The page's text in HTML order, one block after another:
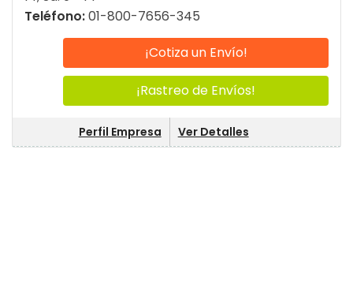
Teléfono:01-800-7656-345
¡Cotiza un Envío!
¡Rastreo de Envíos!
Perfil Empresa Ver Detalles